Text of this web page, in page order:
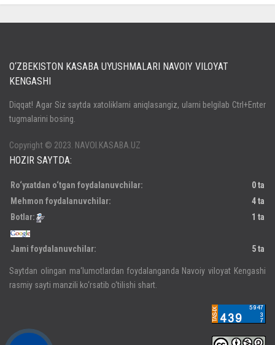
Паролни унутдингизми?
O‘ZBEKISTON KASABA UYUSHMALARI NAVOIY VILOYAT
KENGASHI
Diqqat! Agar Siz saytda xatoliklarni aniqlasangiz, ularni belgilab Ctrl+Enter
tugmalarini bosing.
Copyright © 2023. NAVOI.KASABA.UZ
HOZIR SAYTDA:
Ro‘yxatdan o‘tgan foydalanuvchilar:
0 ta
Mehmon foydalanuvchilar:
4 ta
Botlar:
1 ta
Jami foydalanuvchilar: 5 ta
Saytdan olingan ma‘lumotlardan foydalanganda Navoiy viloyat Kengashi
rasmiy sayti manzili ko‘rsatib o‘tilishi shart.